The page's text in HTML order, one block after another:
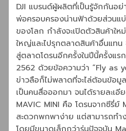
DJI แบรนด์ผู้ผลิตที่เป็นรู้จักกันอย่
พ่อครอบครองน่านฟ้าด้วยส่วนแ
ของโลก กำลังจะเปิดตัวสินค้าใ
ใหญ่และไปรุกตลาดสินค้าอื่นแทน
สู่ตลาดโดรนอีกครั้งในปีนี้ครั้งแร
2562 ด้วยข้อความว่า “Fly as
ข่าวลือก็ไม่พลาดที่จะไล่ต้อนข้อมู
เป็นคนสื่อออกมา จนได้รายละเอี
MAVIC MINI คือ โดรนจากซีรี่ย์
สะดวกพกพาง่าย แต่สามารถทำ